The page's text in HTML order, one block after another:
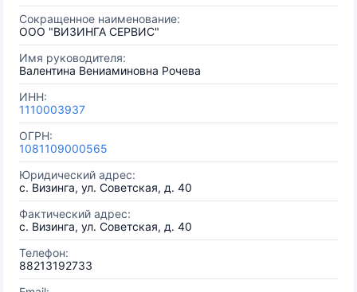
Сокращенное наименование:
ООО "ВИЗИНГА СЕРВИС"
Имя руководителя:
Валентина Вениаминовна Рочева
ИНН:
1110003937
ОГРН:
1081109000565
Юридический адрес:
с. Визинга, ул. Советская, д. 40
Фактический адрес:
с. Визинга, ул. Советская, д. 40
Телефон:
88213192733